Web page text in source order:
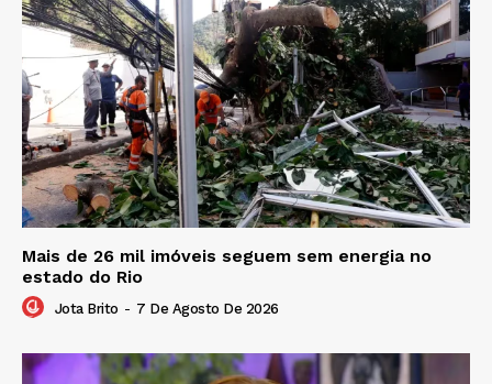
Mais de 26 mil imóveis seguem sem energia no
estado do Rio
Jota Brito - 7 De Agosto De 2026